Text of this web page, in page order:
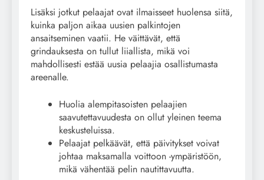
Lisäksi jotkut pelaajat ovat ilmaisseet huolensa siitä,
kuinka paljon aikaa uusien palkintojen
ansaitseminen vaatii. He väittävät, että
grindauksesta on tullut liiallista, mikä voi
mahdollisesti estää uusia pelaajia osallistumasta
areenalle.
Huolia alempitasoisten pelaajien
saavutettavuudesta on ollut yleinen teema
keskusteluissa.
Pelaajat pelkäävät, että päivitykset voivat
johtaa maksamalla voittoon -ympäristöön,
mikä vähentää pelin nautittavuutta.